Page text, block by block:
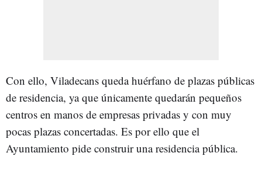
Con ello, Viladecans queda huérfano de plazas públicas
de residencia, ya que únicamente quedarán pequeños
centros en manos de empresas privadas y con muy
pocas plazas concertadas. Es por ello que el
Ayuntamiento pide construir una residencia pública.